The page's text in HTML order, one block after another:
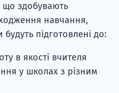
здобувають
навчання,
підготовлені до:
в якості вчителя
у школах з різним